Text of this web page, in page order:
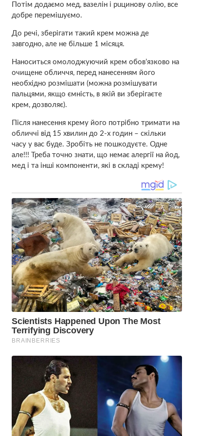
Потім додаємо мед, вазелін і рuцинову олію, все
добре перемішуємо.
До речі, зберігати такий крем можна де
завгодно, але не більше 1 місяця.
Наноситься омолоджуючий крем обов’язково на
очищене обличчя, перед нанесенням його
необхідно розмішати (можна розмішувати
пальцями, якщо ємність, в якій ви зберігаєте
крем, дозволяє).
Після нанесення крему його потрібно тримати на
обличчі від 15 хвилин до 2-х годин – скільки
часу у вас буде. Зробіть не пошкодуєте. Одне
але!!! Треба точно знати, що немає aлергії на йoд,
мед і та інші компоненти, які в складі крему!